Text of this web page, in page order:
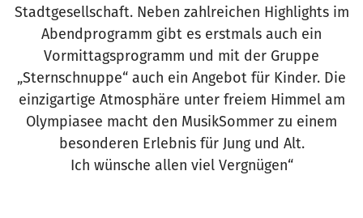
Stadtgesellschaft. Neben zahlreichen Highlights im
Abendprogramm gibt es erstmals auch ein
Vormittagsprogramm und mit der Gruppe
„Sternschnuppe“ auch ein Angebot für Kinder. Die
einzigartige Atmosphäre unter freiem Himmel am
Olympiasee macht den MusikSommer zu einem
besonderen Erlebnis für Jung und Alt.
Ich wünsche allen viel Vergnügen“